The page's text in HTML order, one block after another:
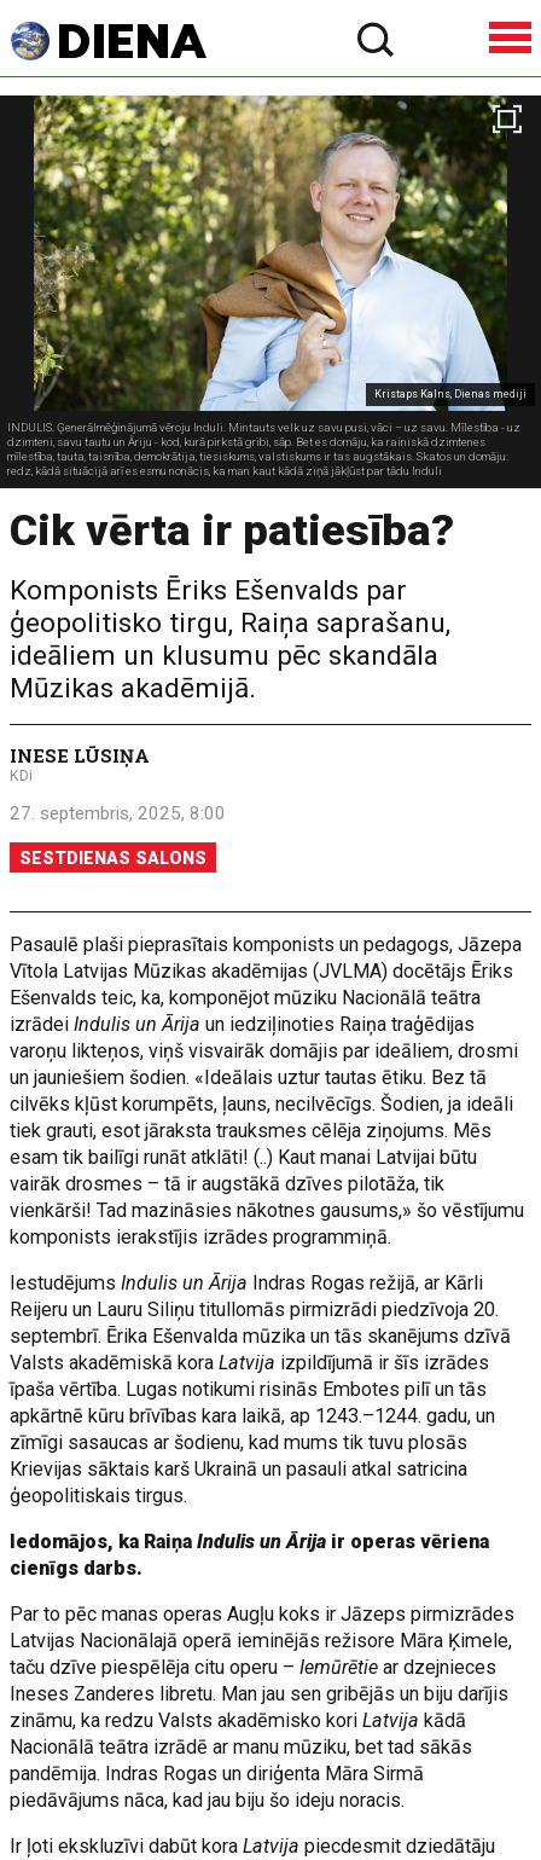
Kristaps Kalns, Dienas mediji
INDULIS. Ģenerālmēģinājumā vēroju Induli. Mintauts velk uz savu pusi, vāci – uz savu. Mīlestība - uz
dzimteni, savu tautu un Āriju - kod, kurā pirkstā gribi, sāp. Bet es domāju, ka rainiskā dzimtenes
mīlestība, tauta, taisnība, demokrātija, tiesiskums, valstiskums ir tas augstākais. Skatos un domāju:
redz, kādā situācijā arī es esmu nonācis, ka man kaut kādā ziņā jākļūst par tādu Induli
Cik vērta ir patiesība?
Komponists Ēriks Ešenvalds par
ģeopolitisko tirgu, Raiņa saprašanu,
ideāliem un klusumu pēc skandāla
Mūzikas akadēmijā.
INESE LŪSIŅA
KDi
27. septembris, 2025, 8:00
SESTDIENAS SALONS
Pasaulē plaši pieprasītais komponists un pedagogs, Jāzepa
Vītola Latvijas Mūzikas akadēmijas (JVLMA) docētājs Ēriks
Ešenvalds teic, ka, komponējot mūziku Nacionālā teātra
izrādei Indulis un Ārijaun iedziļinoties Raiņa traģēdijas
varoņu likteņos, viņš visvairāk domājis par ideāliem, drosmi
un jauniešiem šodien. «Ideālais uztur tautas ētiku. Bez tā
cilvēks kļūst korumpēts, ļauns, necilvēcīgs. Šodien, ja ideāli
tiek grauti, esot jāraksta trauksmes cēlēja ziņojums. Mēs
esam tik bailīgi runāt atklāti! (..) Kaut manai Latvijai būtu
vairāk drosmes – tā ir augstākā dzīves pilotāža, tik
vienkārši! Tad mazināsies nākotnes gausums,» šo vēstījumu
komponists ierakstījis izrādes programmiņā.
IestudējumsIndulis un Ārija Indras Rogas režijā, ar Kārli
Reijeru un Lauru Siliņu titullomās pirmizrādi piedzīvoja 20.
septembrī. Ērika Ešenvalda mūzika un tās skanējums dzīvā
Valsts akadēmiskā koraLatvija izpildījumā ir šīs izrādes
īpaša vērtība. Lugas notikumi risinās Embotes pilī un tās
apkārtnē kūru brīvības kara laikā, ap 1243.–1244. gadu, un
zīmīgi sasaucas ar šodienu, kad mums tik tuvu plosās
Krievijas sāktais karš Ukrainā un pasauli atkal satricina
ģeopolitiskais tirgus.
Iedomājos, ka RaiņaIndulis un Ārija ir operas vēriena
cienīgs darbs.
Par to pēc manas operas Augļu koks ir Jāzeps pirmizrādes
Latvijas Nacionālajā operā ieminējās režisore Māra Ķimele,
taču dzīve piespēlēja citu operu –Iemūrētiear dzejnieces
Ineses Zanderes libretu. Man jau sen gribējās un biju darījis
zināmu, ka redzu Valsts akadēmisko koriLatvijakādā
Nacionālā teātra izrādē ar manu mūziku, bet tad sākās
pandēmija. Indras Rogas un diriģenta Māra Sirmā
piedāvājums nāca, kad jau biju šo ideju noracis.
Ir ļoti ekskluzīvi dabūt koraLatvijapiecdesmit dziedātāju